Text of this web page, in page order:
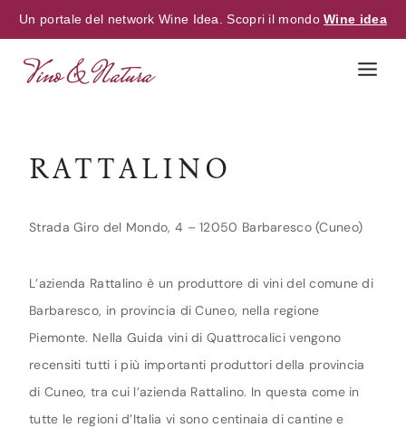
Un portale del network Wine Idea. Scopri il mondoWine idea
RATTALINO
Strada Giro del Mondo, 4 – 12050 Barbaresco (Cuneo)
L’azienda Rattalino è un produttore di vini del comune di
Barbaresco, in provincia di Cuneo, nella regione
Piemonte. Nella Guida vini di Quattrocalici vengono
recensiti tutti i più importanti produttori della provincia
di Cuneo, tra cui l’azienda Rattalino. In questa come in
tutte le regioni d’Italia vi sono centinaia di cantine e